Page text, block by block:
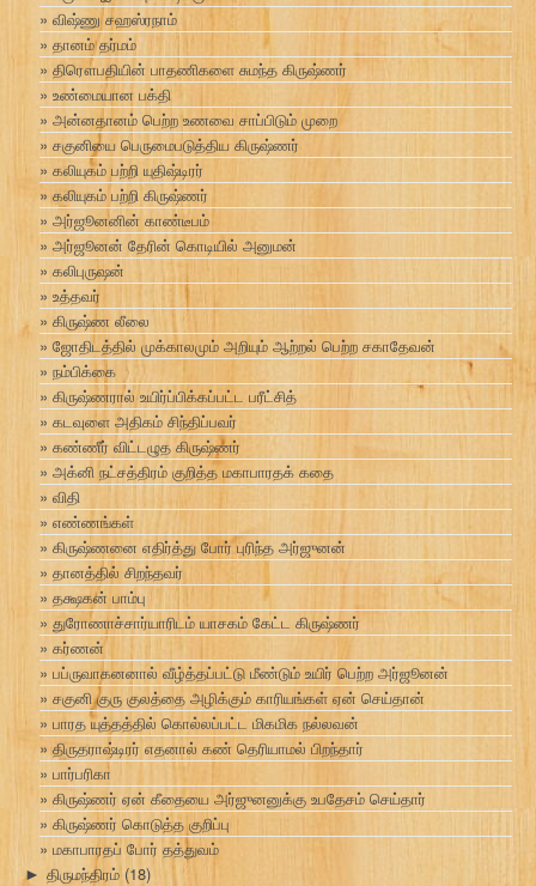
விஷ்ணு சஹஸ்ரநாம்
தானம் தர்மம்
திரௌபதியின் பாதணிகளை சுமந்த கிருஷ்ணர்
உண்மையான பக்தி
அன்னதானம் பெற்ற உணவை சாப்பிடும் முறை
சகுனியை பெருமைபடுத்திய கிருஷ்ணர்
கலியுகம் பற்றி யுதிஷ்டிரர்
கலியுகம் பற்றி கிருஷ்ணர்
அர்ஜூனனின் காண்டீபம்
அர்ஜூனன் தேரின் கொடியில் அனுமன்
கலிபுருஷன்
உத்தவர்
கிருஷ்ண லீலை
ஜோதிடத்தில் முக்காலமும் அறியும் ஆற்றல் பெற்ற சகாதேவன்
நம்பிக்கை
கிருஷ்ணரால் உயிர்ப்பிக்கப்பட்ட பரீட்சித்
கடவுளை அதிகம் சிந்திப்பவர்
கண்ணீர் விட்டழுத கிருஷ்ணர்
அக்னி நட்சத்திரம் குறித்த மகாபாரதக் கதை
விதி
எண்ணங்கள்
கிருஷ்ணனை எதிர்த்து போர் புரிந்த அர்ஜுனன்
தானத்தில் சிறந்தவர்
தக்ஷகன் பாம்பு
துரோணாச்சார்யாரிடம் யாசகம் கேட்ட கிருஷ்ணர்
கர்ணன்
பப்ருவாகனனால் வீழ்த்தப்பட்டு மீண்டும் உயிர் பெற்ற அர்ஜூனன்
சகுனி குரு குலத்தை அழிக்கும் காரியங்கள் ஏன் செய்தான்
பாரத யுத்தத்தில் கொல்லப்பட்ட மிகமிக நல்லவன்
திருதராஷ்டிரர் எதனால் கண் தெரியாமல் பிறந்தார்
பார்பரிகா
கிருஷ்ணர் ஏன் கீதையை அர்ஜுனனுக்கு உபதேசம் செய்தார்
கிருஷ்ணர் கொடுத்த குறிப்பு
மகாபாரதப் போர் தத்துவம்
► திருமந்திரம் (18)